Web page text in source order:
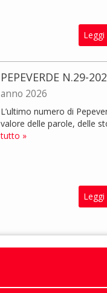
PEPEVERDE N.29-
anno 2026
L’ultimo numero di
valore delle parole, delle
tutto »